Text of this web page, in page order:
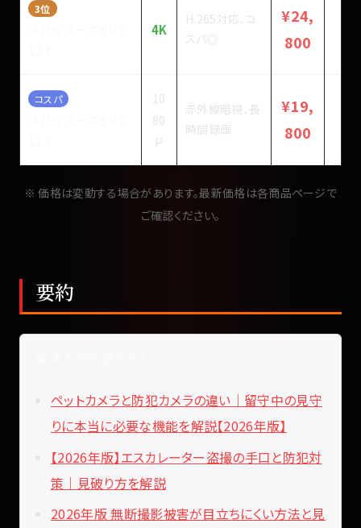
3位
4K
H.265対応、コ
スパ◎
¥24,
800
コスパ
10
80
P
赤外線暗視、長
時間録画
¥19,
800
※ 価格は変動する場合があります。最新価格は各商品ページで
ご確認ください。
要約
ペットカメラと防犯カメラの違い｜留守中の見守
りに本当に必要な機能を解説【2026年版】
【2026年版】エスカレーター盗撮の手口と防犯対
策｜見破り方を解説
2026年版 無断撮影被害が目立ちにくい方法と見